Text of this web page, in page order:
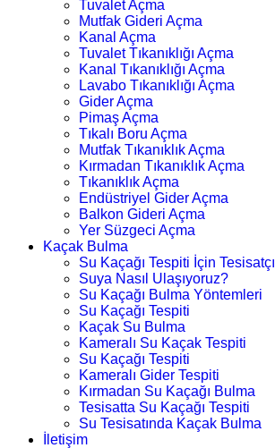
Tuvalet Açma
Mutfak Gideri Açma
Kanal Açma
Tuvalet Tıkanıklığı Açma
Kanal Tıkanıklığı Açma
Lavabo Tıkanıklığı Açma
Gider Açma
Pimaş Açma
Tıkalı Boru Açma
Mutfak Tıkanıklık Açma
Kırmadan Tıkanıklık Açma
Tıkanıklık Açma
Endüstriyel Gider Açma
Balkon Gideri Açma
Yer Süzgeci Açma
Kaçak Bulma
Su Kaçağı Tespiti İçin Tesisatçı
Suya Nasıl Ulaşıyoruz?
Su Kaçağı Bulma Yöntemleri
Su Kaçağı Tespiti
Kaçak Su Bulma
Kameralı Su Kaçak Tespiti
Su Kaçağı Tespiti
Kameralı Gider Tespiti
Kırmadan Su Kaçağı Bulma
Tesisatta Su Kaçağı Tespiti
Su Tesisatında Kaçak Bulma
İletişim